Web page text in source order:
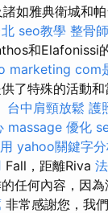
如雅典衛城和
seo教學 整骨師
和Elafonissi
marketing com
了特殊的活動
台中肩頸放鬆 護
massage 優化
yahoo關鍵字
Fall，距離Riva
任何內容，因
非常感謝您，我